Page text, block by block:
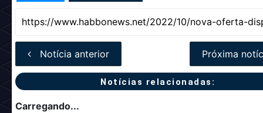
Notícia anterior Próxima
Notícias relacionadas:
Carregando...